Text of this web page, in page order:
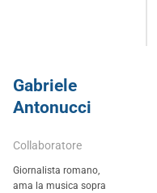
Gabriele
Antonucci
Collaboratore
Giornalista romano,
ama la musica sopra